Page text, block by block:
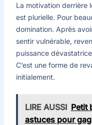
La motivation derrière
est plurielle. Pour
domination. Après
sentir vulnérable,
puissance
C’est une forme de
initialement.
LIRE AUSSI Petit
astuces pour